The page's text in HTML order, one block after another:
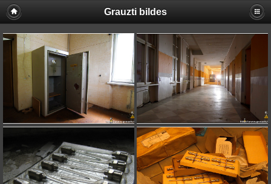
Grauzti bildes